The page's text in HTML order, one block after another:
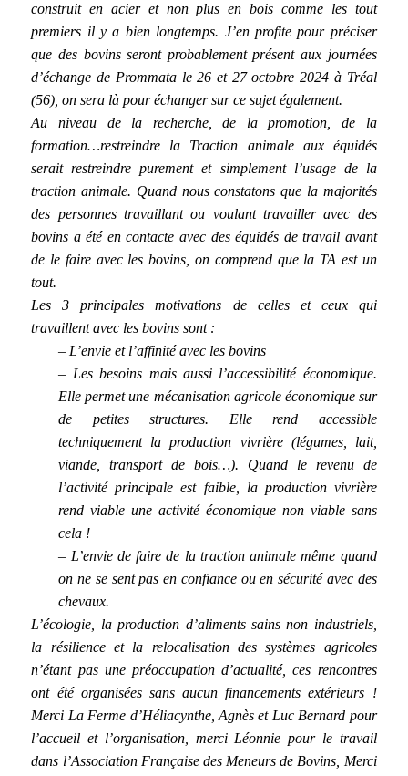
construit en acier et non plus en bois comme les tout
premiers il y a bien longtemps. J’en profite pour préciser
que des bovins seront probablement présent aux journées
d’échange de Prommata le 26 et 27 octobre 2024 à Tréal
(56), on sera là pour échanger sur ce sujet également.
Au niveau de la recherche, de la promotion, de la
formation…restreindre la Traction animale aux équidés
serait restreindre purement et simplement l’usage de la
traction animale. Quand nous constatons que la majorités
des personnes travaillant ou voulant travailler avec des
bovins a été en contacte avec des équidés de travail avant
de le faire avec les bovins, on comprend que la TA est un
tout.
Les 3 principales motivations de celles et ceux qui
travaillent avec les bovins sont :
– L’envie et l’affinité avec les bovins
– Les besoins mais aussi l’accessibilité économique.
Elle permet une mécanisation agricole économique sur
de petites structures. Elle rend accessible
techniquement la production vivrière (légumes, lait,
viande, transport de bois…). Quand le revenu de
l’activité principale est faible, la production vivrière
rend viable une activité économique non viable sans
cela !
– L’envie de faire de la traction animale même quand
on ne se sent pas en confiance ou en sécurité avec des
chevaux.
L’écologie, la production d’aliments sains non industriels,
la résilience et la relocalisation des systèmes agricoles
n’étant pas une préoccupation d’actualité, ces rencontres
ont été organisées sans aucun financements extérieurs !
Merci La Ferme d’Héliacynthe, Agnès et Luc Bernard pour
l’accueil et l’organisation, merci Léonnie pour le travail
dans l’Association Française des Meneurs de Bovins, Merci